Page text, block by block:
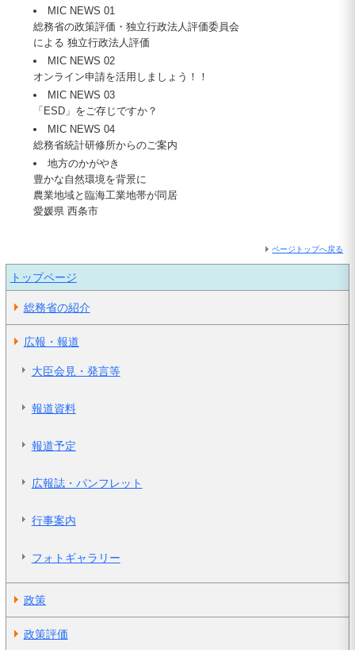
MIC NEWS 01
総務省の政策評価・独立行政法人評価委員会
による 独立行政法人評価
MIC NEWS 02
オンライン申請を活用しましょう！！
MIC NEWS 03
「ESD」をご存じですか？
MIC NEWS 04
総務省統計研修所からのご案内
地方のかがやき
豊かな自然環境を背景に
農業地域と臨海工業地帯が同居
愛媛県 西条市
ページトップへ戻る
トップページ
総務省の紹介
広報・報道
大臣会見・発言等
報道資料
報道予定
広報誌・パンフレット
行事案内
フォトギャラリー
政策
政策評価